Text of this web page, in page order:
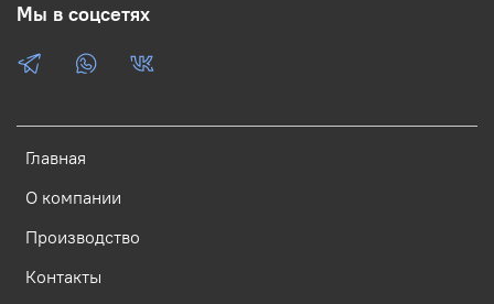
Главная
О компании
Производство
Контакты
Мы в соцсетях